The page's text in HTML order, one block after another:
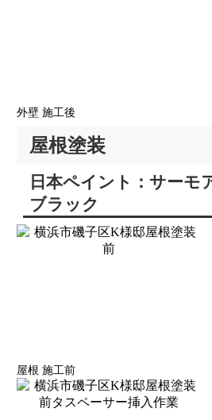
外壁 施工後
屋根塗装
日本ペイント：サー
ブラック
屋根 施工前